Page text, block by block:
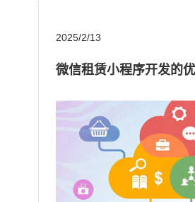
2025/2/13
微信租赁小程序开发的